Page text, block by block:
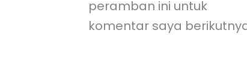
peramban ini untuk
komentar saya